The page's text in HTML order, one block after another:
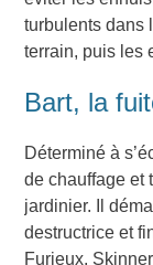
turbulents dans
terrain, puis les
Bart, la
Déterminé à
de chauffage et
jardinier. Il
destructrice et
Furieux,